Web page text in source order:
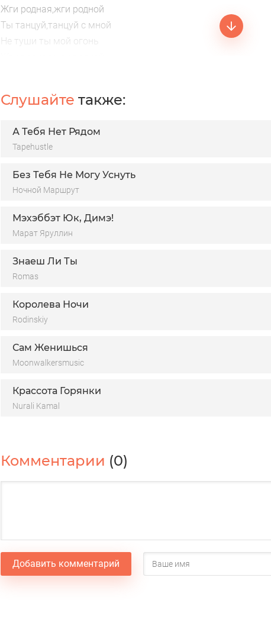
Жги родная,жги родной
Ты танцуй,танцуй с мной
Не туши ты мой огонь
Удочку закинул я
Розы с шипами
Схожесть между вами
Останемся друзьями
Слушайте также:
А Тебя Нет Рядом
Tapehustle
Без Тебя Не Могу Уснуть
Ночной Маршрут
Мэхэббэт Юк, Димэ!
Марат Яруллин
Знаеш Ли Ты
Romas
Королева Ночи
Rodinskiy
Сам Женишься
Moonwalkersmusic
Крассота Горянки
Nurali Kamal
Комментарии (0)
Добавить комментарий